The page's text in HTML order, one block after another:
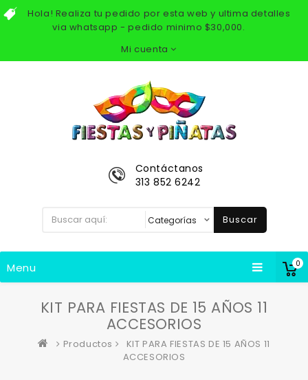
Hola! Realiza tu pedido por esta web y ultima detalles
via whatsapp - pedido minimo $30,000.
Mi cuenta
0
Contáctanos
313 852 6242
Buscar
Menu
KIT PARA FIESTAS DE 15 AÑOS 11
ACCESORIOS
Productos
KIT PARA FIESTAS DE 15 AÑOS 11
ACCESORIOS